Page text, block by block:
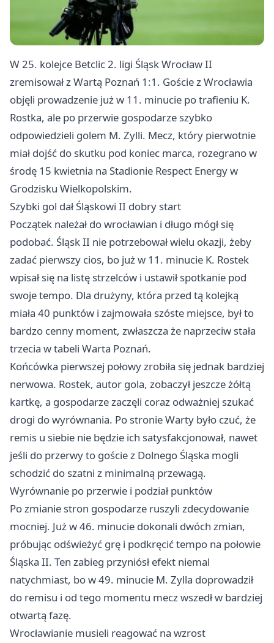
W 25. kolejce Betclic 2. ligi Śląsk Wrocław II
zremisował z Wartą Poznań 1:1. Goście z Wrocławia
objęli prowadzenie już w 11. minucie po trafieniu K.
Rostka, ale po przerwie gospodarze szybko
odpowiedzieli golem M. Zylli. Mecz, który pierwotnie
miał dojść do skutku pod koniec marca, rozegrano w
środę 15 kwietnia na Stadionie Respect Energy w
Grodzisku Wielkopolskim.
Szybki gol dał Śląskowi II dobry start
Początek należał do wrocławian i długo mógł się
podobać. Śląsk II nie potrzebował wielu okazji, żeby
zadać pierwszy cios, bo już w 11. minucie K. Rostek
wpisał się na listę strzelców i ustawił spotkanie pod
swoje tempo. Dla drużyny, która przed tą kolejką
miała 40 punktów i zajmowała szóste miejsce, był to
bardzo cenny moment, zwłaszcza że naprzeciw stała
trzecia w tabeli Warta Poznań.
Końcówka pierwszej połowy zrobiła się jednak bardziej
nerwowa. Rostek, autor gola, zobaczył jeszcze żółtą
kartkę, a gospodarze zaczęli coraz odważniej szukać
drogi do wyrównania. Po stronie Warty było czuć, że
remis u siebie nie będzie ich satysfakcjonował, nawet
jeśli do przerwy to goście z Dolnego Śląska mogli
schodzić do szatni z minimalną przewagą.
Wyrównanie po przerwie i podział punktów
Po zmianie stron gospodarze ruszyli zdecydowanie
mocniej. Już w 46. minucie dokonali dwóch zmian,
próbując odświeżyć grę i podkręcić tempo na połowie
Śląska II. Ten zabieg przyniósł efekt niemal
natychmiast, bo w 49. minucie M. Zylla doprowadził
do remisu i od tego momentu mecz wszedł w bardziej
otwartą fazę.
Wrocławianie musieli reagować na wzrost